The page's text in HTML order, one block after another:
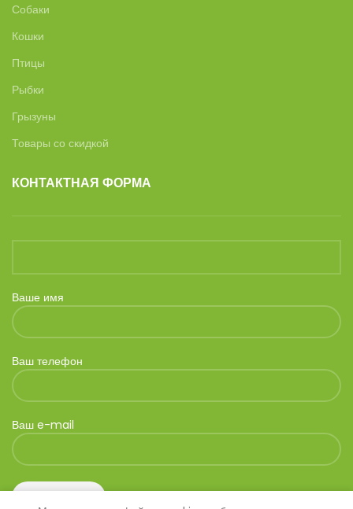
Собаки
Кошки
Птицы
Рыбки
Грызуны
Товары со скидкой
КОНТАКТНАЯ ФОРМА
Ваше имя
Ваш телефон
Ваш e-mail